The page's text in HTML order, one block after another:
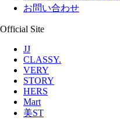
お問い合わせ
Official Site
JJ
CLASSY.
VERY
STORY
HERS
Mart
美ST